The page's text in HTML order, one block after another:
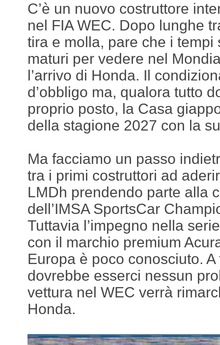
C’è un nuovo costruttore
nel FIA WEC. Dopo lunghe
tira e molla, pare che i tempi
maturi per vedere nel
l’arrivo di Honda. Il
d’obbligo ma, qualora tutto
proprio posto, la Casa
della stagione 2027 con la
Ma facciamo un passo
tra i primi costruttori ad
LMDh prendendo parte alla
dell’IMSA SportsCar
Tuttavia l’impegno nella
con il marchio premium
Europa è poco conosciuto.
dovrebbe esserci nessun
vettura nel WEC verrà
Honda.